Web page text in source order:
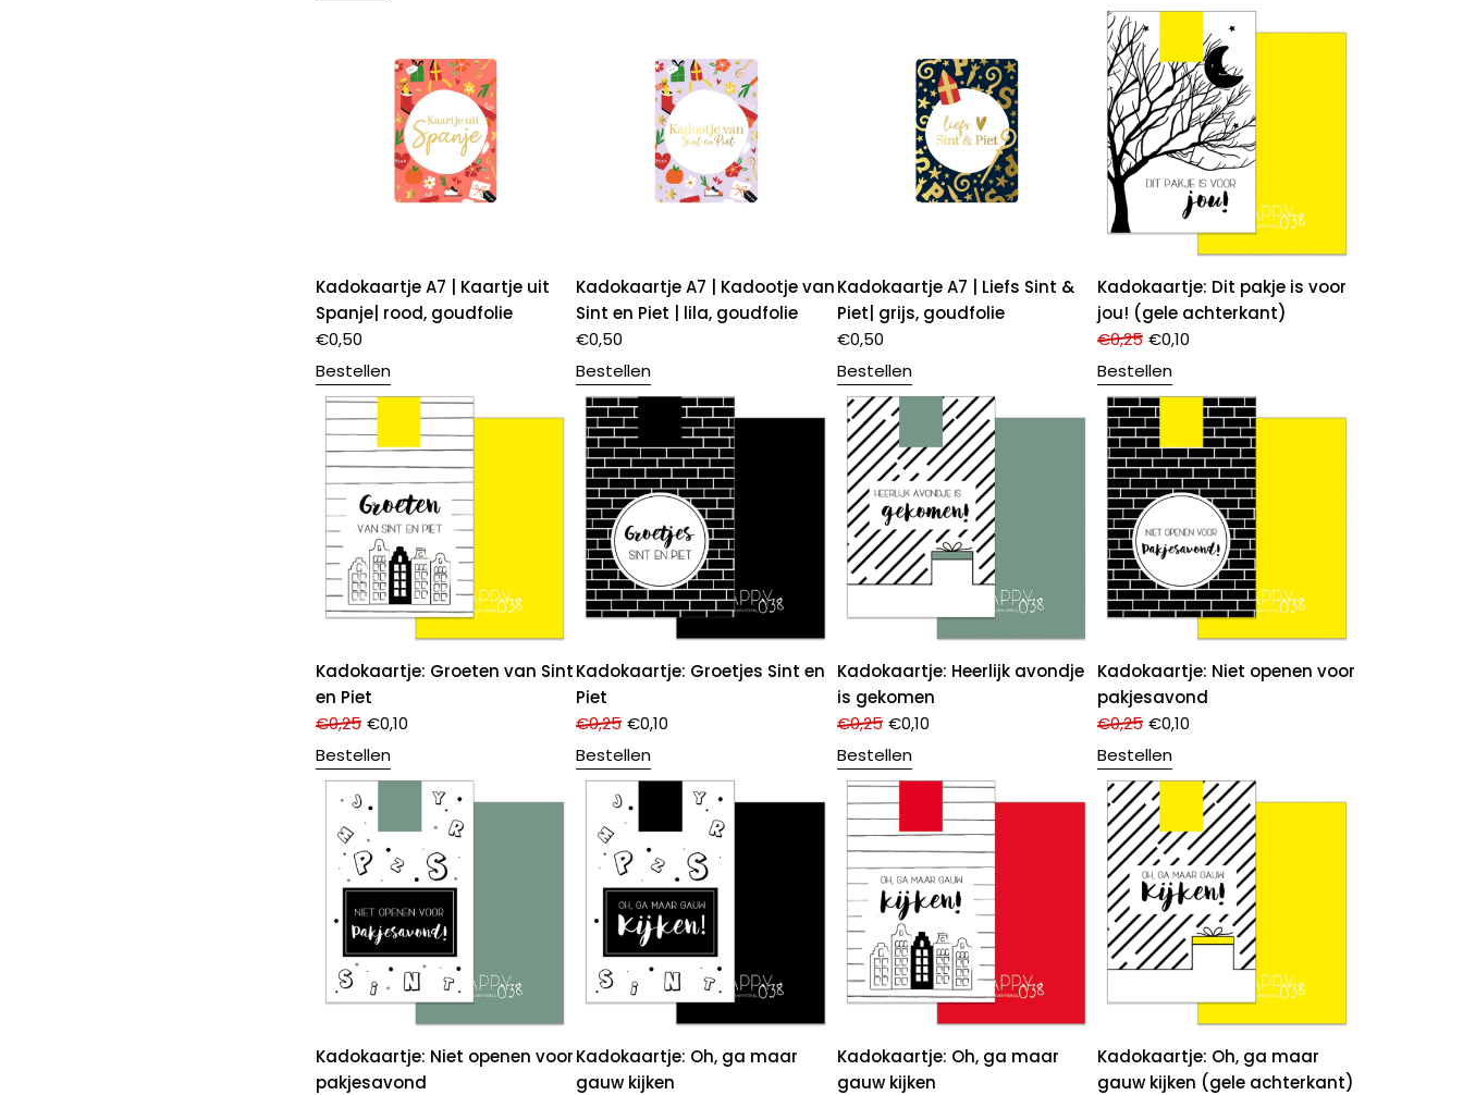
Kadokaartje A7 | Kaartje uit
Spanje| rood, goudfolie
€0,50
Bestellen
Kadokaartje A7 | Kadootje van
Sint en Piet | lila, goudfolie
€0,50
Bestellen
Kadokaartje A7 | Liefs Sint &
Piet| grijs, goudfolie
€0,50
Bestellen
Kadokaartje: Dit pakje is voor
jou! (gele achterkant)
€0,25 €0,10
Bestellen
Kadokaartje: Groeten van Sint
en Piet
€0,25 €0,10
Bestellen
Kadokaartje: Groetjes Sint en
Piet
€0,25 €0,10
Bestellen
Kadokaartje: Heerlijk avondje
is gekomen
€0,25 €0,10
Bestellen
Kadokaartje: Niet openen voor
pakjesavond
€0,25 €0,10
Bestellen
Kadokaartje: Niet openen voor
pakjesavond
Kadokaartje: Oh, ga maar
gauw kijken
Kadokaartje: Oh, ga maar
gauw kijken
Kadokaartje: Oh, ga maar
gauw kijken (gele achterkant)